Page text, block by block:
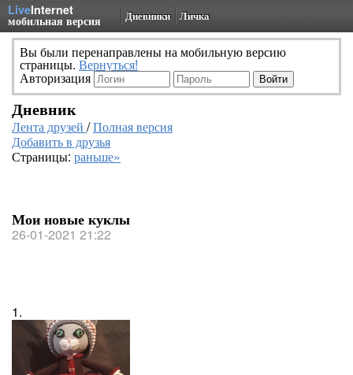
LiveInternet
мобильная версия Дневники Личка
Вы были перенаправлены на мобильную версию
страницы. Вернуться!
Авторизация
Дневник
Лента друзей /Полная версия
Добавить в друзья
Страницы: раньше»
Мои новые куклы
26-01-2021 21:22
1.